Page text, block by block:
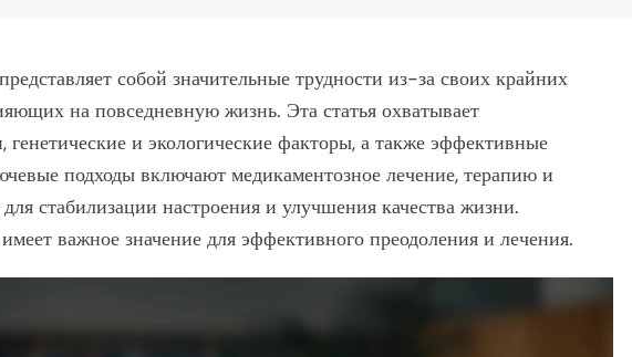
собой значительные трудности из-за своих крайних
на повседневную жизнь. Эта статья охватывает
генетические и экологические факторы, а также эффективные
подходы включают медикаментозное лечение, терапию и
стабилизации настроения и улучшения качества жизни.
важное значение для эффективного преодоления и лечения.